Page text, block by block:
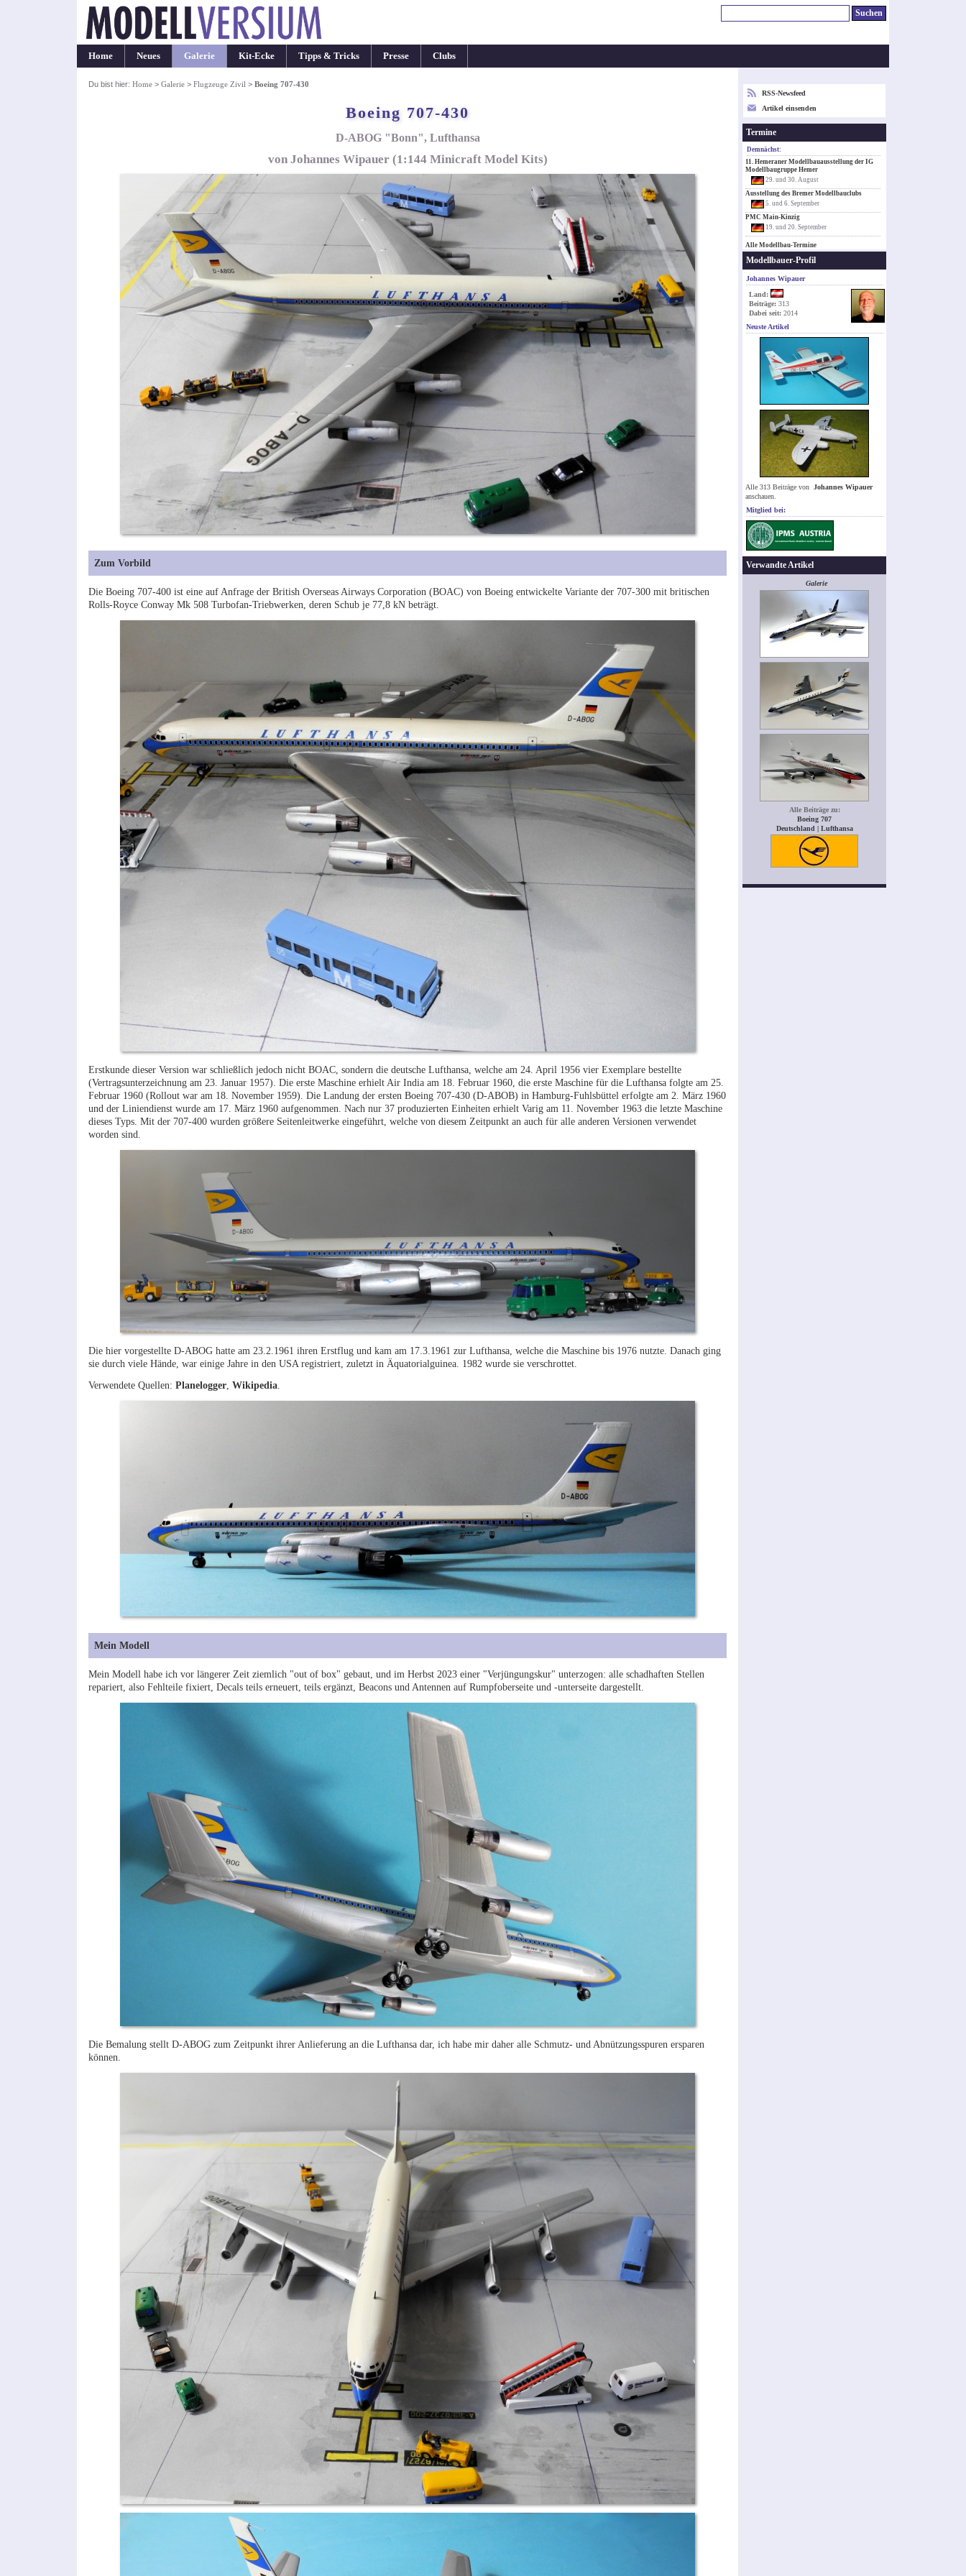
Home Neues Galerie Kit-Ecke Tipps & Tricks Presse Clubs
Du bist hier: Home> Galerie> Flugzeuge Zivil > Boeing 707-430
Boeing 707-430
D-ABOG "Bonn", Lufthansa
von Johannes Wipauer (1:144 Minicraft Model Kits)
Zum Vorbild
Die Boeing 707-400 ist eine auf Anfrage der British Overseas Airways Corporation (BOAC) von Boeing entwickelte Variante der 707-300 mit britischen
Rolls-Royce Conway Mk 508 Turbofan-Triebwerken, deren Schub je 77,8 kN beträgt.
Erstkunde dieser Version war schließlich jedoch nicht BOAC, sondern die deutsche Lufthansa, welche am 24. April 1956 vier Exemplare bestellte
(Vertragsunterzeichnung am 23. Januar 1957). Die erste Maschine erhielt Air India am 18. Februar 1960, die erste Maschine für die Lufthansa folgte am 25.
Februar 1960 (Rollout war am 18. November 1959). Die Landung der ersten Boeing 707-430 (D-ABOB) in Hamburg-Fuhlsbüttel erfolgte am 2. März 1960
und der Liniendienst wurde am 17. März 1960 aufgenommen. Nach nur 37 produzierten Einheiten erhielt Varig am 11. November 1963 die letzte Maschine
dieses Typs. Mit der 707-400 wurden größere Seitenleitwerke eingeführt, welche von diesem Zeitpunkt an auch für alle anderen Versionen verwendet
worden sind.
Die hier vorgestellte D-ABOG hatte am 23.2.1961 ihren Erstflug und kam am 17.3.1961 zur Lufthansa, welche die Maschine bis 1976 nutzte. Danach ging
sie durch viele Hände, war einige Jahre in den USA registriert, zuletzt in Äquatorialguinea. 1982 wurde sie verschrottet.
Verwendete Quellen: Planelogger, Wikipedia.
Mein Modell
Mein Modell habe ich vor längerer Zeit ziemlich "out of box" gebaut, und im Herbst 2023 einer "Verjüngungskur" unterzogen: alle schadhaften Stellen
repariert, also Fehlteile fixiert, Decals teils erneuert, teils ergänzt, Beacons und Antennen auf Rumpfoberseite und -unterseite dargestellt.
Die Bemalung stellt D-ABOG zum Zeitpunkt ihrer Anlieferung an die Lufthansa dar, ich habe mir daher alle Schmutz- und Abnützungsspuren ersparen
können.
RSS-Newsfeed
Artikel einsenden
Termine
Demnächst:
11. Hemeraner Modellbauausstellung der IG
Modellbaugruppe Hemer
29. und 30. August
Ausstellung des Bremer Modellbauclubs
5. und 6. September
PMC Main-Kinzig
19. und 20. September
Alle Modellbau-Termine
Modellbauer-Profil
Johannes Wipauer
Land:
Beiträge: 313
Dabei seit: 2014
Neuste Artikel
Alle 313 Beiträge von Johannes Wipauer
anschauen.
Mitglied bei:
Verwandte Artikel
Galerie
Alle Beiträge zu:
Boeing 707
Deutschland | Lufthansa